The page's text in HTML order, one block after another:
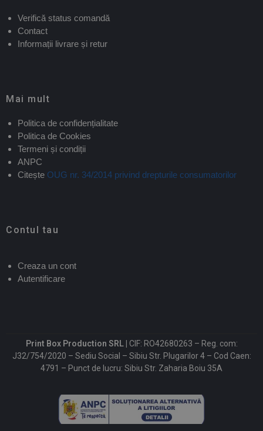
Verifică status comandă
Contact
Informații livrare și retur
Mai mult
Politica de confidențialitate
Politica de Cookies
Termeni și condiții
ANPC
Citește OUG nr. 34/2014 privind drepturile consumatorilor
Contul tau
Creaza un cont
Autentificare
Print Box Production SRL | CIF: RO42680263 – Reg. com:
J32/754/2020 – Sediu Social – Sibiu Str. Plugarilor 4 – Cod Caen:
4791 – Punct de lucru: Sibiu Str. Zaharia Boiu 35A